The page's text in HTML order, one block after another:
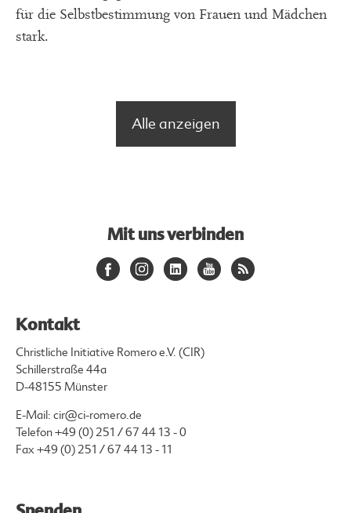
für die Selbstbestimmung von Frauen und Mädchen
stark.
Alle anzeigen
Mit uns verbinden
Kontakt
Christliche Initiative Romero e.V. (CIR)
Schillerstraße 44a
D-48155 Münster
E-Mail: cir@ci-romero.de
Telefon+49 (0) 251 / 67 44 13 - 0
Fax +49 (0) 251 / 67 44 13 - 11